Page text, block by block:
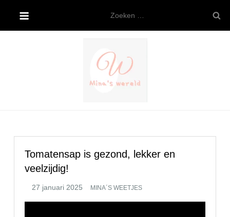
de
naar:
Tomatensap is gezond, lekker en
veelzijdig!
MINA´S WEETJES